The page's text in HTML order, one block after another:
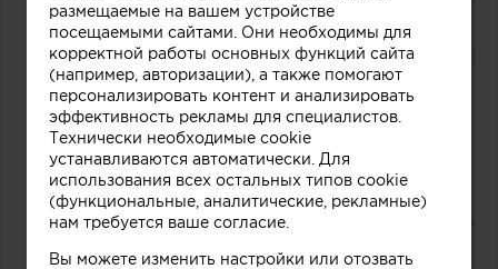
размещаемые на вашем устройстве
посещаемыми сайтами. Они необходимы для
корректной работы основных функций сайта
(например, авторизации), а также помогают
персонализировать контент и анализировать
эффективность рекламы для специалистов.
Технически необходимые cookie
устанавливаются автоматически. Для
использования всех остальных типов cookie
(функциональные, аналитические, рекламные)
нам требуется ваше согласие.
Вы можете изменить настройки или отозвать